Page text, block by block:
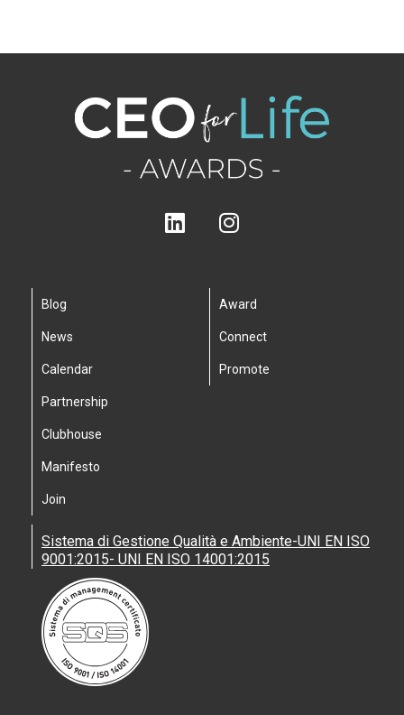
Blog
News
Calendar
Partnership
Clubhouse
Manifesto
Join
Award
Connect
Promote
Sistema di Gestione Qualità e Ambiente-UNI EN ISO
9001:2015- UNI EN ISO 14001:2015